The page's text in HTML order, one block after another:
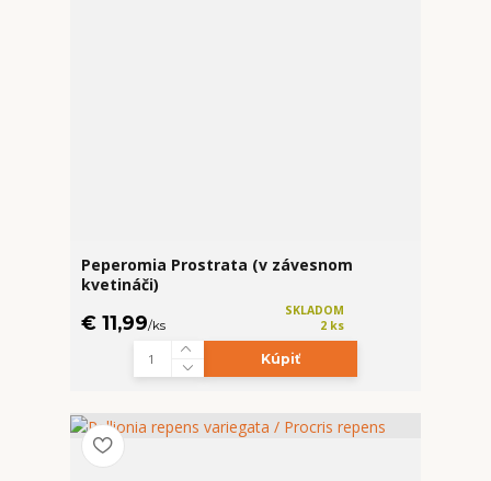
Peperomia Prostrata (v závesnom
kvetináči)
€ 11,99/ks
SKLADOM
2 ks
Kúpiť